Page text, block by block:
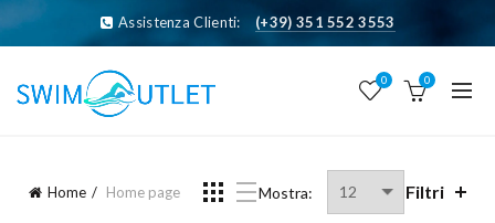
Assistenza Clienti: (+39) 351 552 3553
0 0
Home Home page Mostra: Filtri